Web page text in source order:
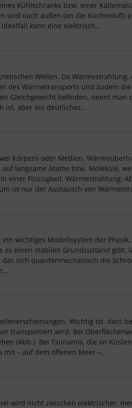
Kühlschranks bzw. einer
nach außen (an die Küchenluft)
kann eine elektrisch...
Wellen. Da
Wärmetransports und zudem
Gleichgewicht befinden, nennt
ist, aber ein deutliches...
Körpern oder Medien.
langsame Atome bzw. Moleküle,
Flüssigkeit, Wärmestrahlung:
ist nur der Austausch von
wichtiges Modellsystem der
einen stabilen Grundzustand gibt,
sich quantenmechanisch die
Wichtig ist, dass
transportiert wird. Bei
(Abb.). Bei Tsunamis, die an
mit – auf dem offenen Meer –...
wird nicht zwischen elektrischer,